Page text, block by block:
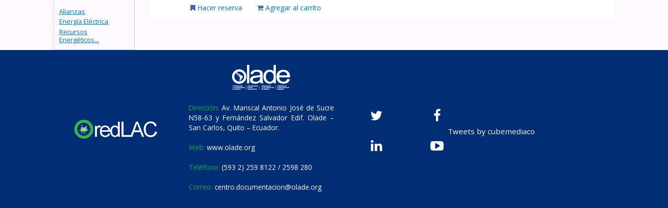
Alianzas
Energía Eléctrica
Recursos
Energéticos...
Hacer reserva Agregar al carrito
Dirección: Av. Mariscal Antonio José de Sucre
N58-63 y Fernández Salvador Edif. Olade –
San Carlos, Quito – Ecuador.
Web: www.olade.org
Teléfono: (593 2) 259 8122 / 2598 280
Correo: centro.documentacion@olade.org
Tweets by cubemediaco